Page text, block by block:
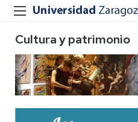
Cultura y patrimonio